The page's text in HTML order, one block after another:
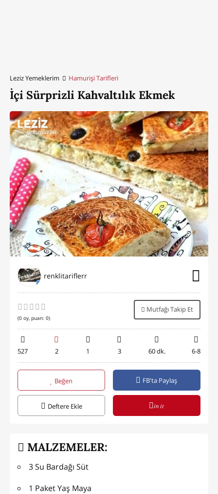
Leziz Yemeklerim Hamurişi Tarifleri
İçi Sürprizli Kahvaltılık Ekmek
renklitariflerr
(0 oy, puan: 0)
Mutfağı Takip Et
527 2 1 3 60 dk. 6-8
Beğen FB'ta Paylaş
Deftere Ekle in it
MALZEMELER:
3 Su Bardağı Süt
1 Paket Yaş Maya